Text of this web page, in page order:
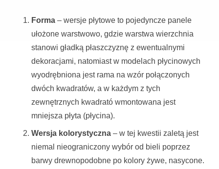
Forma – wersje płytowe to pojedyncze panele
ułożone warstwowo, gdzie warstwa wierzchnia
stanowi gładką płaszczyznę z ewentualnymi
dekoracjami, natomiast w modelach płycinowych
wyodrębniona jest rama na wzór połączonych
dwóch kwadratów, a w każdym z tych
zewnętrznych kwadrató wmontowana jest
mniejsza płyta (płycina).
Wersja kolorystyczna – w tej kwestii zaletą jest
niemal nieograniczony wybór od bieli poprzez
barwy drewnopodobne po kolory żywe, nasycone.